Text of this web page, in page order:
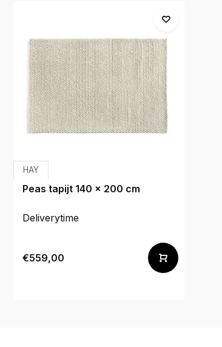
HAY
Peas tapijt 140 x 200 cm
Deliverytime
€559,00